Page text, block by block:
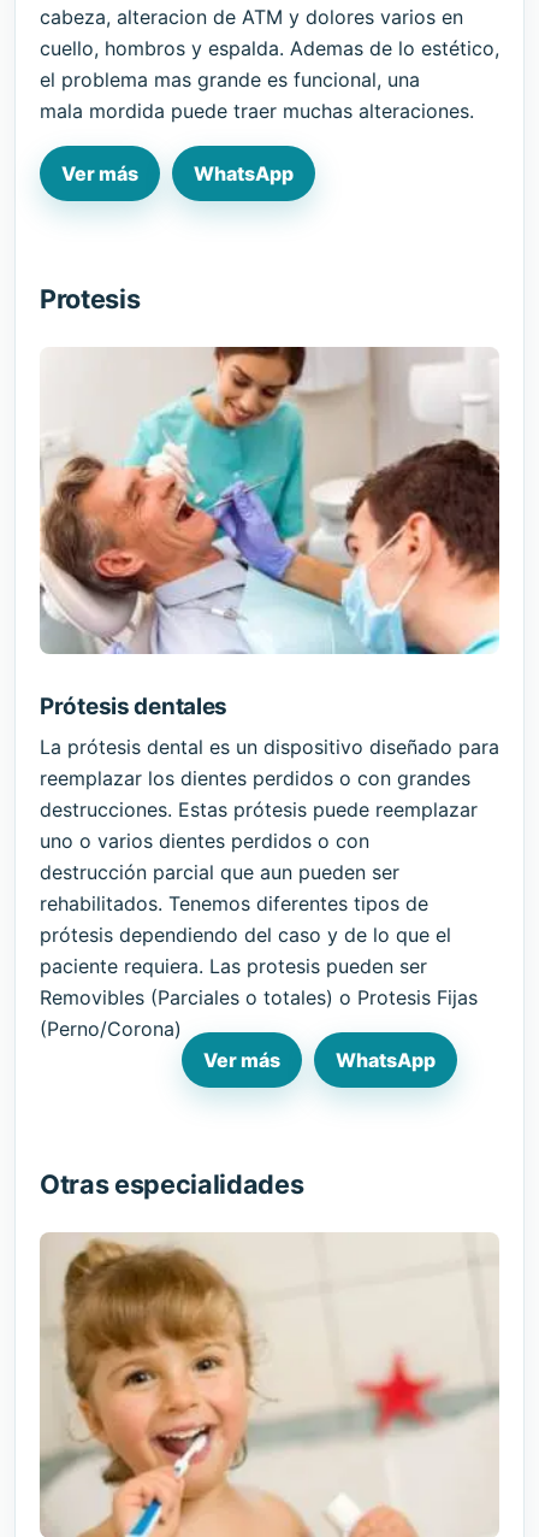
cabeza, alteracion de ATM y dolores varios en
cuello, hombros y espalda. Ademas de lo estético,
el problema mas grande es funcional, una
mala mordida puede traer muchas alteraciones.
Ver más WhatsApp
Protesis
Prótesis dentales
La prótesis dental es un dispositivo diseñado para
reemplazar los dientes perdidos o con grandes
destrucciones. Estas prótesis puede reemplazar
uno o varios dientes perdidos o con
destrucción parcial que aun pueden ser
rehabilitados. Tenemos diferentes tipos de
prótesis dependiendo del caso y de lo que el
paciente requiera. Las protesis pueden ser
Removibles (Parciales o totales) o Protesis Fijas
(Perno/Corona)
Ver más
WhatsApp
Otras especialidades